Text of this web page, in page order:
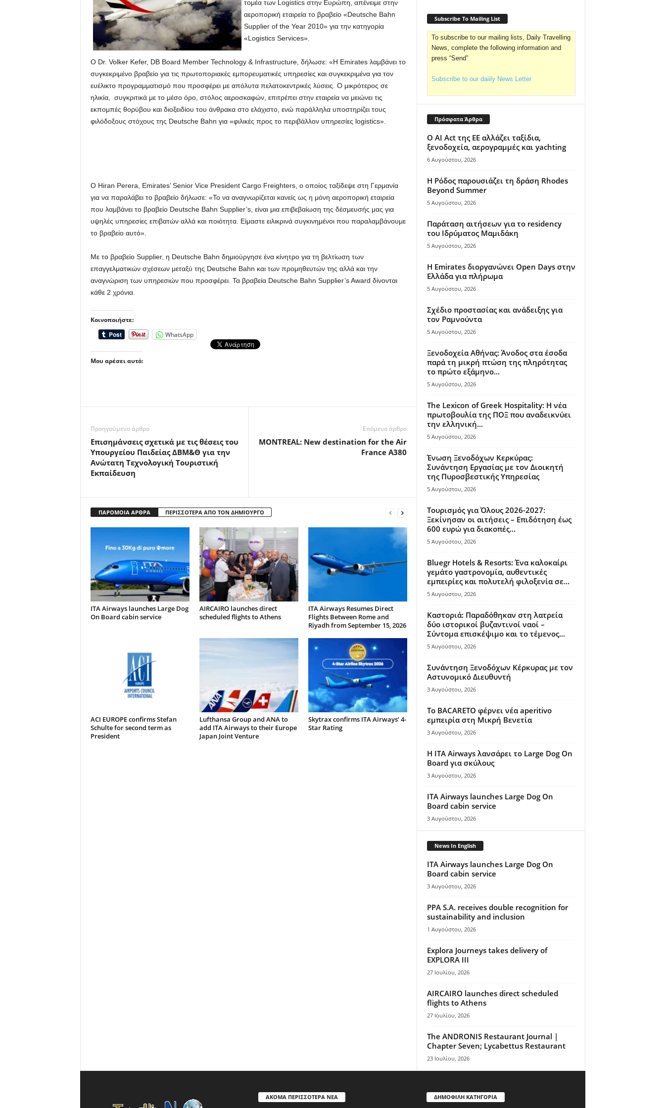
τομέα των Logistics στην Ευρώπη, απένειμε στην
αεροπορική εταιρεία το βραβείο «Deutsche Bahn
Supplier of the Year 2010» για την κατηγορία
«Logistics Services».
Ο Dr. Volker Kefer, DB Board Member Technology & Infrastructure, δήλωσε: «Η Emirates λαμβάνει το
συγκεκριμένο βραβείο για τις πρωτοποριακές εμπορευματικές υπηρεσίες και συγκεκριμένα για τον
ευέλικτο προγραμματισμό που προσφέρει με απόλυτα πελατοκεντρικές λύσεις. Ο μικρότερος σε
ηλικία, συγκριτικά με το μέσο όρο, στόλος αεροσκαφών, επιτρέπει στην εταιρεία να μειώνει τις
εκπομπές θορύβου και διοξειδίου του άνθρακα στο ελάχιστο, ενώ παράλληλα υποστηρίζει τους
φιλόδοξους στόχους της Deutsche Bahn για «φιλικές προς το περιβάλλον υπηρεσίες logistics».
Ο Hiran Perera, Emirates’ Senior Vice President Cargo Freighters, ο οποίος ταξίδεψε στη Γερμανία
για να παραλάβει το βραβείο δήλωσε: «Το να αναγνωρίζεται κανείς ως η μόνη αεροπορική εταιρεία
που λαμβάνει το βραβείο Deutsche Bahn Supplier’s, είναι μια επιβεβαίωση της δέσμευσής μας για
υψηλές υπηρεσίες επιβατών αλλά και ποιότητα. Είμαστε ειλικρινά συγκινημένοι που παραλαμβάνουμε
το βραβείο αυτό».
Με το βραβείο Supplier, η Deutsche Bahn δημιούργησε ένα κίνητρο για τη βελτίωση των
επαγγελματικών σχέσεων μεταξύ της Deutsche Bahn και των προμηθευτών της αλλά και την
αναγνώριση των υπηρεσιών που προσφέρει. Τα βραβεία Deutsche Bahn Supplier’s Award δίνονται
κάθε 2 χρόνια.
Κοινοποιήστε:
WhatsApp
Μου αρέσει αυτό:
Προηγούμενο άρθρο
Επισημάνσεις σχετικά με τις θέσεις του
Υπουργείου Παιδείας ΔΒΜ&Θ για την
Ανώτατη Τεχνολογική Τουριστική
Εκπαίδευση
Επόμενο άρθρο
MONTREAL: New destination for the Air
France A380
ΠΑΡΟΜΟΙΑ ΑΡΘΡΑ ΠΕΡΙΣΣΟΤΕΡΑ ΑΠΟ ΤΟΝ ΔΗΜΙΟΥΡΓΟ
ITA Airways launches Large Dog
On Board cabin service
AIRCAIRO launches direct
scheduled flights to Athens
ITA Airways Resumes Direct
Flights Between Rome and
Riyadh from September 15, 2026
ACI EUROPE confirms Stefan
Schulte for second term as
President
Lufthansa Group and ANA to
add ITA Airways to their Europe
Japan Joint Venture
Skytrax confirms ITA Airways’ 4-
Star Rating
Subscribe To Mailing List
To subscribe to our mailing lists, Daily Travelling
News, complete the following information and
press “Send”
Subscribe to our daiily News Letter
Πρόσφατα Άρθρα
Ο AI Act της ΕΕ αλλάζει ταξίδια,
ξενοδοχεία, αερογραμμές και yachting
6 Αυγούστου, 2026
Η Ρόδος παρουσιάζει τη δράση Rhodes
Beyond Summer
5 Αυγούστου, 2026
Παράταση αιτήσεων για το residency
του Ιδρύματος Μαμιδάκη
5 Αυγούστου, 2026
Η Emirates διοργανώνει Open Days στην
Ελλάδα για πλήρωμα
5 Αυγούστου, 2026
Σχέδιο προστασίας και ανάδειξης για
τον Ραμνούντα
5 Αυγούστου, 2026
Ξενοδοχεία Αθήνας: Άνοδος στα έσοδα
παρά τη μικρή πτώση της πληρότητας
το πρώτο εξάμηνο...
5 Αυγούστου, 2026
The Lexicon of Greek Hospitality: Η νέα
πρωτοβουλία της ΠΟΞ που αναδεικνύει
την ελληνική...
5 Αυγούστου, 2026
Ένωση Ξενοδόχων Κερκύρας:
Συνάντηση Εργασίας με τον Διοικητή
της Πυροσβεστικής Υπηρεσίας
5 Αυγούστου, 2026
Τουρισμός για Όλους 2026-2027:
Ξεκίνησαν οι αιτήσεις – Επιδότηση έως
600 ευρώ για διακοπές...
5 Αυγούστου, 2026
Bluegr Hotels & Resorts: Ένα καλοκαίρι
γεμάτο γαστρονομία, αυθεντικές
εμπειρίες και πολυτελή φιλοξενία σε...
5 Αυγούστου, 2026
Καστοριά: Παραδόθηκαν στη λατρεία
δύο ιστορικοί βυζαντινοί ναοί –
Σύντομα επισκέψιμο και το τέμενος...
5 Αυγούστου, 2026
Συνάντηση Ξενοδόχων Κέρκυρας με τον
Αστυνομικό Διευθυντή
3 Αυγούστου, 2026
Το BACARETO φέρνει νέα aperitivo
εμπειρία στη Μικρή Βενετία
3 Αυγούστου, 2026
Η ITA Airways λανσάρει το Large Dog On
Board για σκύλους
3 Αυγούστου, 2026
ITA Airways launches Large Dog On
Board cabin service
3 Αυγούστου, 2026
News In English
ITA Airways launches Large Dog On
Board cabin service
3 Αυγούστου, 2026
PPA S.A. receives double recognition for
sustainability and inclusion
1 Αυγούστου, 2026
Explora Journeys takes delivery of
EXPLORA III
27 Ιουλίου, 2026
AIRCAIRO launches direct scheduled
flights to Athens
27 Ιουλίου, 2026
The ANDRONIS Restaurant Journal |
Chapter Seven; Lycabettus Restaurant
23 Ιουλίου, 2026
ΑΚΟΜΑ ΠΕΡΙΣΣΟΤΕΡΑ ΝΕΑ ΔΗΜΟΦΙΛΗ ΚΑΤΗΓΟΡΙΑ